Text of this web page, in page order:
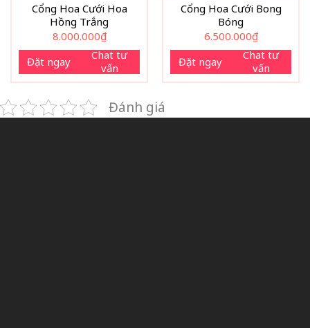
Cổng Hoa Cưới Hoa
Hồng Trắng
8.000.000₫
Đặt ngay
Chat tư
vấn
Cổng Hoa Cưới Bong
Bóng
6.500.000₫
Đặt ngay
Chat tư
vấn
Đánh giá